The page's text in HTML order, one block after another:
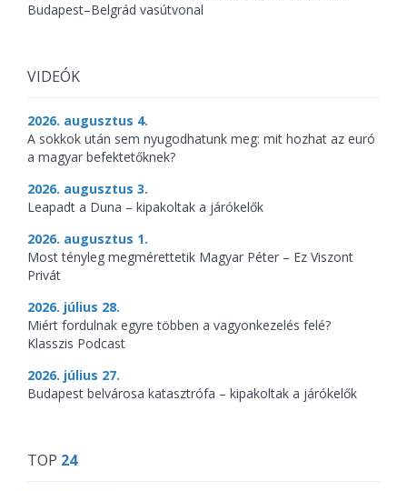
Budapest–Belgrád vasútvonal
VIDEÓK
2026. augusztus 4.
A sokkok után sem nyugodhatunk meg: mit hozhat az euró
a magyar befektetőknek?
2026. augusztus 3.
Leapadt a Duna – kipakoltak a járókelők
2026. augusztus 1.
Most tényleg megmérettetik Magyar Péter – Ez Viszont
Privát
2026. július 28.
Miért fordulnak egyre többen a vagyonkezelés felé?
Klasszis Podcast
2026. július 27.
Budapest belvárosa katasztrófa – kipakoltak a járókelők
TOP 24